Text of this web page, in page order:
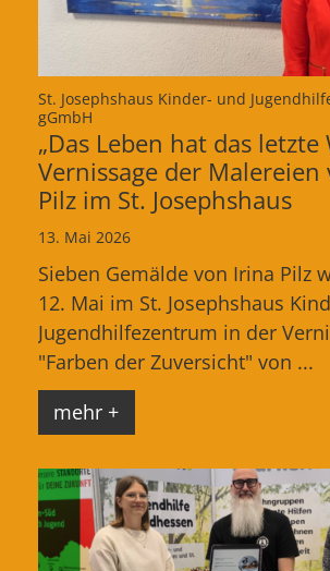
St. Josephshaus Kinder- und
gGmbH
„Das Leben hat das letzte
Vernissage der Malereien
Pilz im St. Josephshaus
13. Mai 2026
Sieben Gemälde von Irina Pilz
12. Mai im St. Josephshaus
Jugendhilfezentrum in der
"Farben der Zuversicht" von ...
mehr +